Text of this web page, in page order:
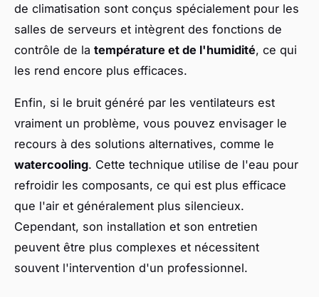
de climatisation sont conçus spécialement pour les
salles de serveurs et intègrent des fonctions de
contrôle de la température et de l'humidité, ce qui
les rend encore plus efficaces.
Enfin, si le bruit généré par les ventilateurs est
vraiment un problème, vous pouvez envisager le
recours à des solutions alternatives, comme le
watercooling. Cette technique utilise de l'eau pour
refroidir les composants, ce qui est plus efficace
que l'air et généralement plus silencieux.
Cependant, son installation et son entretien
peuvent être plus complexes et nécessitent
souvent l'intervention d'un professionnel.